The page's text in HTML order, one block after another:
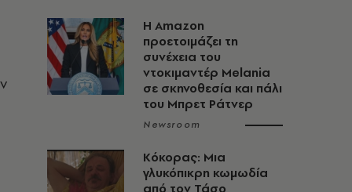
Η Amazon
προετοιμάζει τη
συνέχεια του
ντοκιμαντέρ Melania
σε σκηνοθεσία και πάλι
του Μπρετ Ράτνερ
Newsroom
Κόκορας: Μια
γλυκόπικρη κωμωδία
από τον Τάσο